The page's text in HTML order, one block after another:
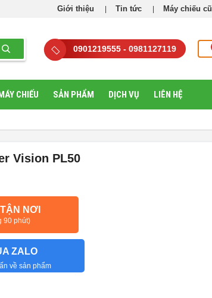
Giới thiệu Tin tức Máy chiếu cũ
0901219555 - 0981127119
CHIẾU SẢN PHẨM DỊCH VỤ LIÊN HỆ
Vision PL50
NƠI
90 phút)
ZALO
về sản phẩm